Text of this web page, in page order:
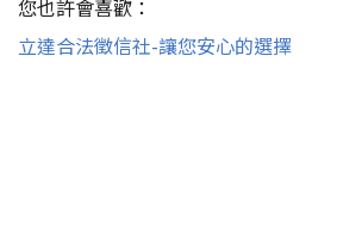
您也許會喜歡：
立達合法徵信社-讓您安心的選擇